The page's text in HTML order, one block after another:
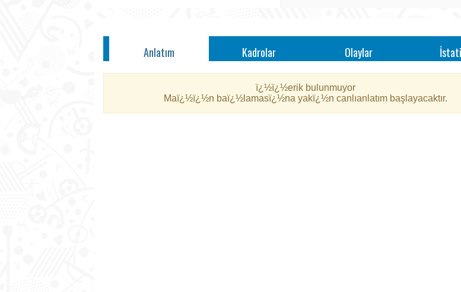
Anlatım Kadrolar Olaylar
ï¿½ï¿½erik bulunmuyor
Maï¿½ï¿½n baï¿½lamasï¿½na yakï¿½n canlıanlatım başlayacaktır.